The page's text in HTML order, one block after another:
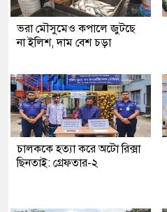
ভরা মৌসুমেও কপালে জুটছে
না ইলিশ, দাম বেশ চড়া
চালককে হত্যা করে অটো রিক্সা
ছিনতাই: গ্রেফতার-২